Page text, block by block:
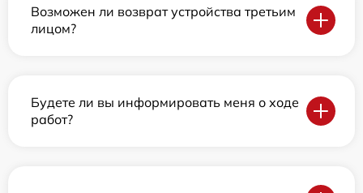
Возможен ли возврат устройства третьим
лицом?
Будете ли вы информировать меня о ходе
работ?